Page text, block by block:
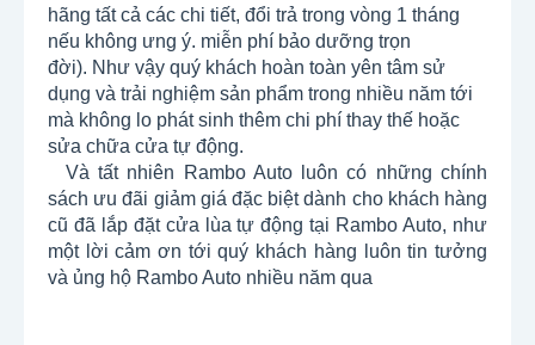
hãng tất cả các chi tiết, đổi trả trong vòng 1 tháng
nếu không ưng ý. miễn phí bảo dưỡng trọn
đời). Như vậy quý khách hoàn toàn yên tâm sử
dụng và trải nghiệm sản phẩm trong nhiều năm tới
mà không lo phát sinh thêm chi phí thay thế hoặc
sửa chữa cửa tự động.
Và tất nhiên Rambo Auto luôn có những chính
sách ưu đãi giảm giá đặc biệt dành cho khách hàng
cũ đã lắp đặt cửa lùa tự động tại Rambo Auto, như
một lời cảm ơn tới quý khách hàng luôn tin tưởng
và ủng hộ Rambo Auto nhiều năm qua